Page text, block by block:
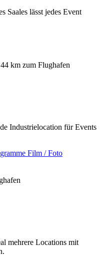
Saales lässt jedes Event
44 km zum Flughafen
Industrielocation für Events
Film / Foto
mehrere Locations mit